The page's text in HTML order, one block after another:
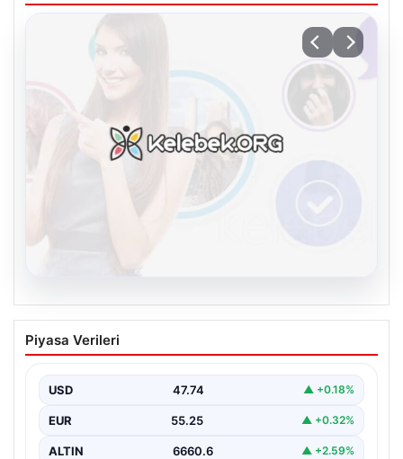
Kelebek.Org İle Dijital İletişimin Seviyeli
Adresi Ve Chat Deneyimi
kurması ciddi bir önem taşımaktadır. Halen birçok…
Piyasa Verileri
USD 47.74 ▲ +0.18%
EUR 55.25 ▲ +0.32%
ALTIN 6660.6 ▲ +2.59%